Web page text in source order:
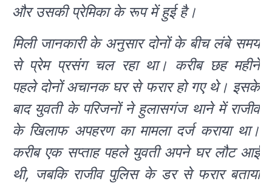
और उसकी प्रेमिका के रूप में हुई है।
मिली जानकारी के अनुसार दोनों के बीच लंबे समय
से प्रेम प्रसंग चल रहा था। करीब छह महीने
पहले दोनों अचानक घर से फरार हो गए थे। इसके
बाद युवती के परिजनों ने हुलासगंज थाने में राजीव
के खिलाफ अपहरण का मामला दर्ज कराया था।
करीब एक सप्ताह पहले युवती अपने घर लौट आई
थी, जबकि राजीव पुलिस के डर से फरार बताया